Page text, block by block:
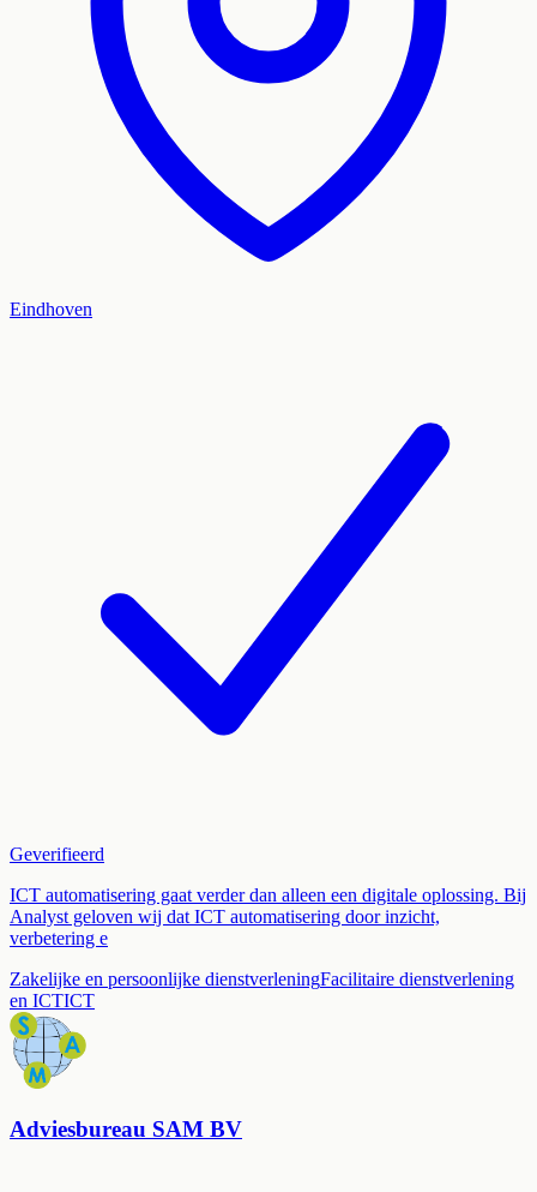
Eindhoven
Geverifieerd
ICT automatisering gaat verder dan alleen een digitale oplossing. Bij
Analyst geloven wij dat ICT automatisering door inzicht,
verbetering e
Zakelijke en persoonlijke dienstverleningFacilitaire dienstverlening
en ICTICT
Adviesbureau SAM BV